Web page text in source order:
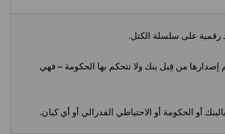
رقمية على سلسلة الكتل.
من قِبل بنك ولا تتحكم بها الحكومة – فهي
أو الحكومة أو الاحتياطي الفدرالي أو أي كيان.